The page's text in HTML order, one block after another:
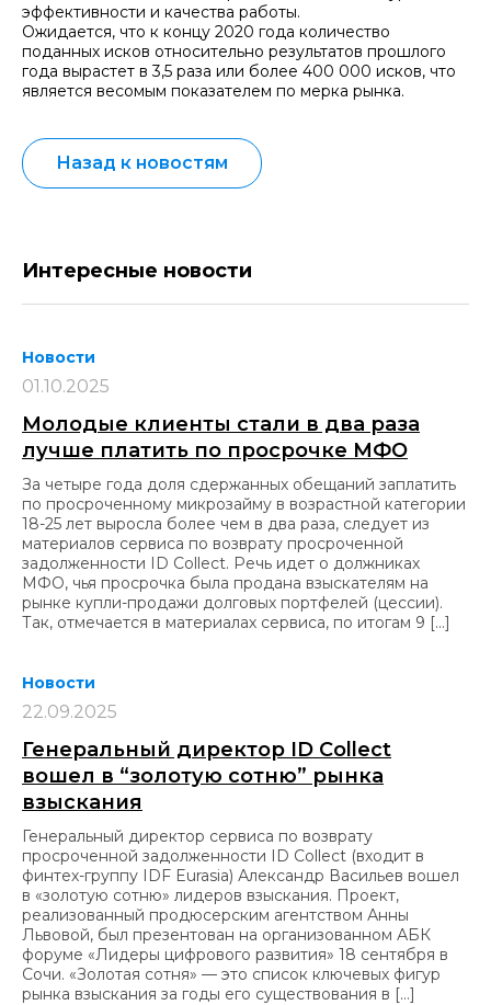
эффективности и качества работы.
Ожидается, что к концу 2020 года количество
поданных исков относительно результатов прошлого
года вырастет в 3,5 раза или более 400 000 исков, что
является весомым показателем по мерка рынка.
Назад к новостям
Интересные новости
Новости
01.10.2025
Молодые клиенты стали в два раза
лучше платить по просрочке МФО
За четыре года доля сдержанных обещаний заплатить
по просроченному микрозайму в возрастной категории
18-25 лет выросла более чем в два раза, следует из
материалов сервиса по возврату просроченной
задолженности ID Collect. Речь идет о должниках
МФО, чья просрочка была продана взыскателям на
рынке купли-продажи долговых портфелей (цессии).
Так, отмечается в материалах сервиса, по итогам 9 […]
Новости
22.09.2025
Генеральный директор ID Collect
вошел в “золотую сотню” рынка
взыскания
Генеральный директор сервиса по возврату
просроченной задолженности ID Collect (входит в
финтех-группу IDF Eurasia) Александр Васильев вошел
в «золотую сотню» лидеров взыскания. Проект,
реализованный продюсерским агентством Анны
Львовой, был презентован на организованном АБК
форуме «Лидеры цифрового развития» 18 сентября в
Сочи. «Золотая сотня» — это список ключевых фигур
рынка взыскания за годы его существования в […]